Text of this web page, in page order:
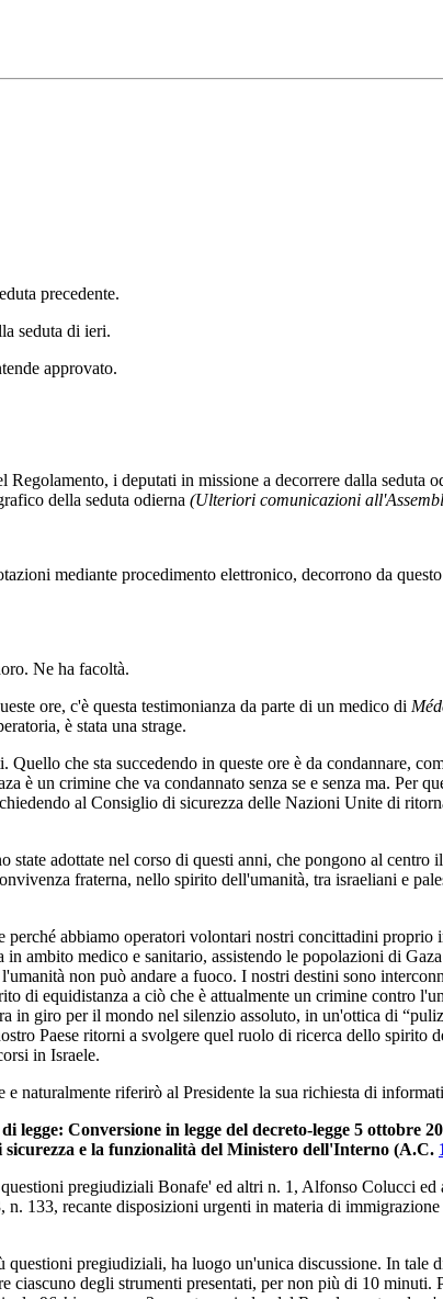
precedente.
seduta di ieri.
approvato.
i deputati in missione a decorrere dalla seduta
della seduta odierna (Ulteriori comunicazioni
mediante procedimento elettronico, decorrono da
Ne ha facoltà.
ore, c'è questa testimonianza da parte di un medico di
è stata una strage.
che sta succedendo in queste ore è da condannare,
è un crimine che va condannato senza se e senza ma.
al Consiglio di sicurezza delle Nazioni Unite di
state adottate nel corso di questi anni, che pongono al
fraterna, nello spirito dell'umanità, tra israeliani e
abbiamo operatori volontari nostri concittadini
ambito medico e sanitario, assistendo le popolazioni di
non può andare a fuoco. I nostri destini sono
di equidistanza a ciò che è attualmente un crimine contro
in giro per il mondo nel silenzio assoluto, in un'ottica di
Paese ritorni a svolgere quel ruolo di ricerca dello spirito
in Israele.
naturalmente riferirò al Presidente la sua richiesta di
legge: Conversione in legge del decreto-legge 5 ottobre
e la funzionalità del Ministero dell'Interno (A.C.
pregiudiziali Bonafe' ed altri n. 1, Alfonso Colucci
133, recante disposizioni urgenti in materia di
pregiudiziali, ha luogo un'unica discussione. In tale
ciascuno degli strumenti presentati, per non più di 10